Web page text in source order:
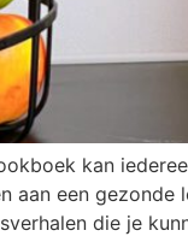
kan
aan een
die je